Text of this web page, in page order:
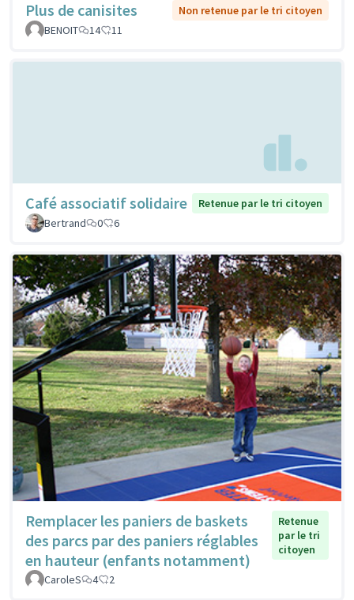
Plus de canisites
Non retenue par le tri citoyen
BENOIT
14 11
Café associatif solidaire
Retenue par le tri citoyen
Bertrand
0 6
Remplacer les paniers de baskets
des parcs par des paniers réglables
en hauteur (enfants notamment)
Retenue
par le tri
citoyen
CaroleS 4 2